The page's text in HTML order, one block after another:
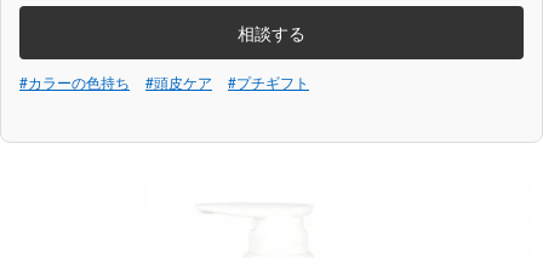
相談する
#カラーの色持ち #頭皮ケア #プチギフト